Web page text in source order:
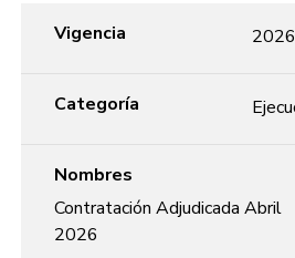
Vigencia 2026
Categoría
Nombres
Contratación Adjudicada Abril
2026